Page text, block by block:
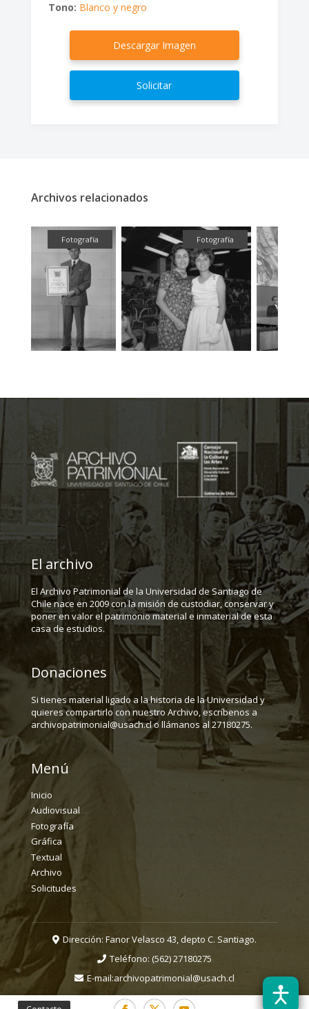
Tono: Blanco y negro
Descargar Imagen
Solicitar
Archivos relacionados
Fotografía Fotografía
El archivo
El Archivo Patrimonial de la Universidad de Santiago de
Chile nace en 2009 con la misión de custodiar, conservar y
poner en valor el patrimonio material e inmaterial de esta
casa de estudios.
Donaciones
Si tienes material ligado a la historia de la Universidad y
quieres compartirlo con nuestro Archivo, escríbenos a
archivopatrimonial@usach.cl o llámanos al 27180275.
Menú
Inicio
Audiovisual
Fotografía
Gráfica
Textual
Archivo
Solicitudes
Dirección: Fanor Velasco 43, depto C. Santiago.
Teléfono: (562) 27180275
E-mail:archivopatrimonial@usach.cl